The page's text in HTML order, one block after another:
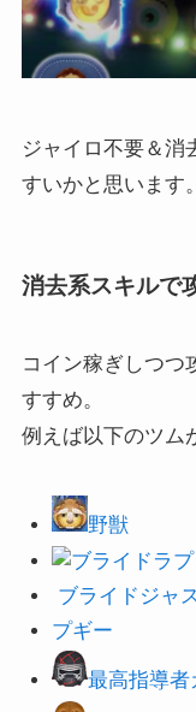
ジャイロ不要＆消
すいかと思います。
消去系スキルで
コイン稼ぎしつつ
すすめ。
例えば以下のツム
野獣
ブライドジャ
プギー
最高指導者